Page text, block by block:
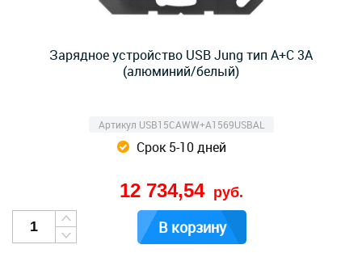
Зарядное устройство USB Jung тип A+C 3A
(алюминий/белый)
Артикул USB15CAWW+A1569USBAL
Срок 5-10 дней
12 734,54 руб.
В корзину